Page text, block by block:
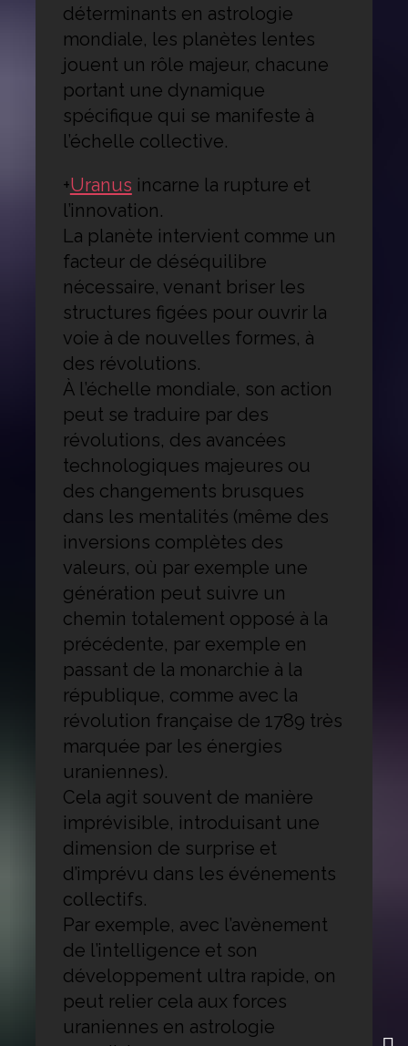
déterminants en astrologie
mondiale, les planètes lentes
jouent un rôle majeur, chacune
portant une dynamique
spécifique qui se manifeste à
l’échelle collective.
+Uranus incarne la rupture et
l’innovation.
La planète intervient comme un
facteur de déséquilibre
nécessaire, venant briser les
structures figées pour ouvrir la
voie à de nouvelles formes, à
des révolutions.
À l’échelle mondiale, son action
peut se traduire par des
révolutions, des avancées
technologiques majeures ou
des changements brusques
dans les mentalités (même des
inversions complètes des
valeurs, où par exemple une
génération peut suivre un
chemin totalement opposé à la
précédente, par exemple en
passant de la monarchie à la
république, comme avec la
révolution française de 1789 très
marquée par les énergies
uraniennes).
Cela agit souvent de manière
imprévisible, introduisant une
dimension de surprise et
d’imprévu dans les événements
collectifs.
Par exemple, avec l’avènement
de l’intelligence et son
développement ultra rapide, on
peut relier cela aux forces
uraniennes en astrologie